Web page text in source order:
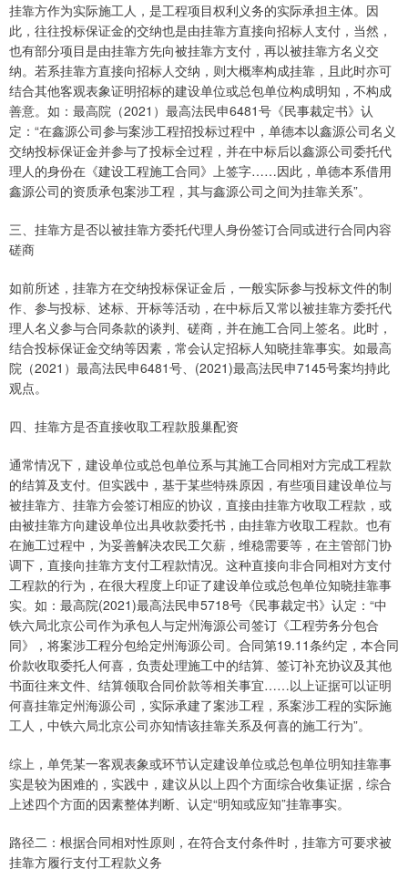
挂靠方作为实际施工人，是工程项目权利义务的实际承担主体。因
此，往往投标保证金的交纳也是由挂靠方直接向招标人支付，当然，
也有部分项目是由挂靠方先向被挂靠方支付，再以被挂靠方名义交
纳。若系挂靠方直接向招标人交纳，则大概率构成挂靠，且此时亦可
结合其他客观表象证明招标的建设单位或总包单位构成明知，不构成
善意。如：最高院（2021）最高法民申6481号《民事裁定书》认
定：“在鑫源公司参与案涉工程招投标过程中，单德本以鑫源公司名义
交纳投标保证金并参与了投标全过程，并在中标后以鑫源公司委托代
理人的身份在《建设工程施工合同》上签字……因此，单德本系借用
鑫源公司的资质承包案涉工程，其与鑫源公司之间为挂靠关系”。
三、挂靠方是否以被挂靠方委托代理人身份签订合同或进行合同内容
磋商
如前所述，挂靠方在交纳投标保证金后，一般实际参与投标文件的制
作、参与投标、述标、开标等活动，在中标后又常以被挂靠方委托代
理人名义参与合同条款的谈判、磋商，并在施工合同上签名。此时，
结合投标保证金交纳等因素，常会认定招标人知晓挂靠事实。如最高
院（2021）最高法民申6481号、(2021)最高法民申7145号案均持此
观点。
四、挂靠方是否直接收取工程款股巢配资
通常情况下，建设单位或总包单位系与其施工合同相对方完成工程款
的结算及支付。但实践中，基于某些特殊原因，有些项目建设单位与
被挂靠方、挂靠方会签订相应的协议，直接由挂靠方收取工程款，或
由被挂靠方向建设单位出具收款委托书，由挂靠方收取工程款。也有
在施工过程中，为妥善解决农民工欠薪，维稳需要等，在主管部门协
调下，直接向挂靠方支付工程款情况。这种直接向非合同相对方支付
工程款的行为，在很大程度上印证了建设单位或总包单位知晓挂靠事
实。如：最高院(2021)最高法民申5718号《民事裁定书》认定：“中
铁六局北京公司作为承包人与定州海源公司签订《工程劳务分包合
同》，将案涉工程分包给定州海源公司。合同第19.11条约定，本合同
价款收取委托人何喜，负责处理施工中的结算、签订补充协议及其他
书面往来文件、结算领取合同价款等相关事宜……以上证据可以证明
何喜挂靠定州海源公司，实际承建了案涉工程，系案涉工程的实际施
工人，中铁六局北京公司亦知情该挂靠关系及何喜的施工行为”。
综上，单凭某一客观表象或环节认定建设单位或总包单位明知挂靠事
实是较为困难的，实践中，建议从以上四个方面综合收集证据，综合
上述四个方面的因素整体判断、认定“明知或应知”挂靠事实。
路径二：根据合同相对性原则，在符合支付条件时，挂靠方可要求被
挂靠方履行支付工程款义务